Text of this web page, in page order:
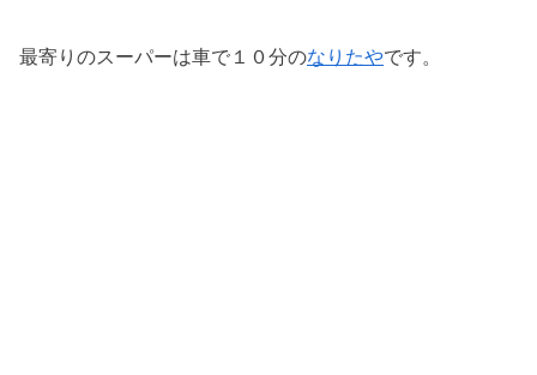
最寄りのスーパーは車で１０分のなりたやです。